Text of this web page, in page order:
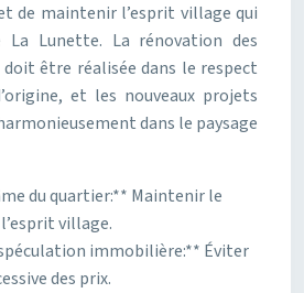
de maintenir l’esprit village qui
Lunette. La rénovation des
être réalisée dans le respect
et les nouveaux projets
dans le paysage
du quartier:** Maintenir le
village.
immobilière:** Éviter
des prix.